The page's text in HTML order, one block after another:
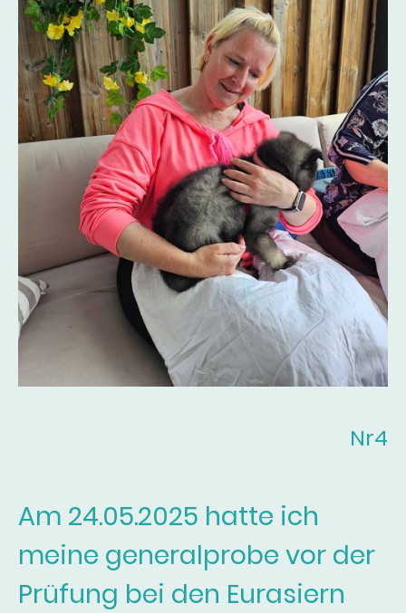
Nr4
Am 24.05.2025 hatte ich
meine generalprobe vor der
Prüfung bei den Eurasiern